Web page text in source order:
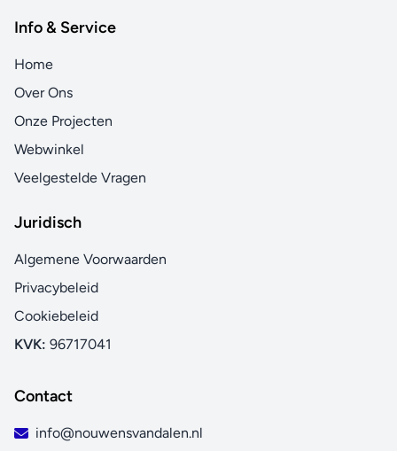
Info & Service
Home
Over Ons
Onze Projecten
Webwinkel
Veelgestelde Vragen
Juridisch
Algemene Voorwaarden
Privacybeleid
Cookiebeleid
KVK: 96717041
Contact
info@nouwensvandalen.nl